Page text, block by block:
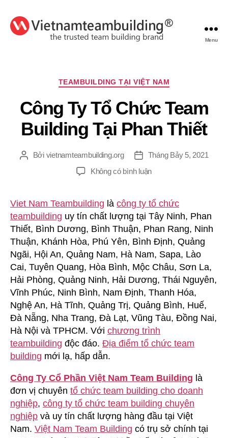
Menu
Chuyên
TEAMBUILDING TẠI VIỆT NAM
Công Ty Tổ Chức Team
Building Tại Phan Thiết
TácBởi vietnamteambuilding.org
Ngày
đăng
Tháng Bảy 5, 2021
Không có bình luậnở
Tổ
Chức
Team
Building
Tại
Phan
Thiết
Viet Nam Teambuilding là công ty tổ chức
teambuilding uy tín chất lượng tại Tây Ninh, Phan
Thiết, Bình Dương, Bình Thuận, Phan Rang, Ninh
Thuận, Khánh Hòa, Phú Yên, Bình Định, Quảng
Ngãi, Hội An, Quảng Nam, Hà Nam, Sapa, Lào
Cai, Tuyên Quang, Hòa Bình, Mộc Châu, Sơn La,
Hải Phòng, Quảng Ninh, Hải Dương, Thái Nguyên,
Vĩnh Phúc, Ninh Bình, Nam Định, Thanh Hóa,
Nghệ An, Hà Tĩnh, Quảng Trị, Quảng Bình, Huế,
Đà Nẵng, Nha Trang, Đà Lạt, Vũng Tàu, Đồng Nai,
Hà Nội và TPHCM. Với chương trình
teambuilding độc đáo. Địa điểm tổ chức team
building mới lạ, hấp dẫn.
Công Ty Cổ Phần Việt Nam Team Building là
đơn vị chuyên tổ chức team building cho doanh
nghiệp, công ty tổ chức team building chuyên
nghiệp và uy tín chất lượng hàng đầu tại Việt
Nam. Việt Nam Team Building có trụ sở chính tại